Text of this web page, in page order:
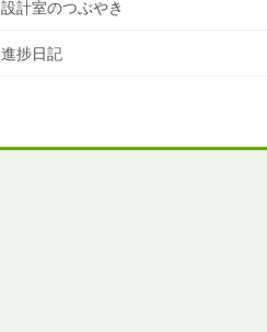
設計室のつぶやき
進捗日記